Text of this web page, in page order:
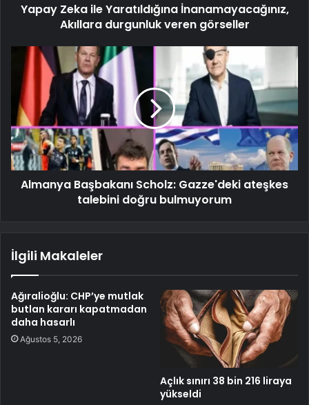
Yapay Zeka ile Yaratıldığına İnanamayacağınız,
Akıllara durgunluk veren görseller
Almanya Başbakanı Scholz: Gazze'deki ateşkes
talebini doğru bulmuyorum
İlgili Makaleler
Ağıralioğlu: CHP’ye mutlak
butlan kararı kapatmadan
daha hasarlı
Ağustos 5, 2026
Açlık sınırı 38 bin 216 liraya
yükseldi